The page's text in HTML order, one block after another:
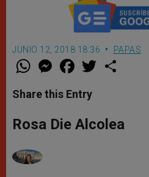
JUNIO 12, 2018 18:36 PAPAS
W
t
s
p
p
M
e
s
e
g
e
F
a
e
b
o
k
w
r
Share this Entry
Rosa Die Alcolea